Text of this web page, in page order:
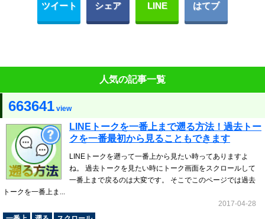
ツイート シェア LINE はてブ
人気の記事一覧
663641 view
LINEトークを一番上まで遡る方法！過去トー
クを一番最初から見ることもできます
LINEトークを遡って一番上から見たい時ってありますよ
ね。 過去トークを見たい時にトーク画面をスクロールして
一番上まで戻るのは大変です。 そこでこのページでは過去
トークを一番上ま...
2017-04-28